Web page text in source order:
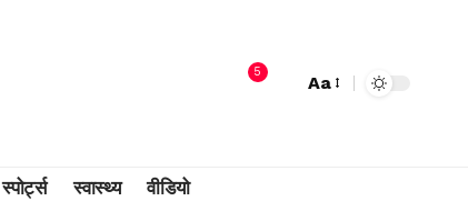
5
Aa
स्पोर्ट्स स्वास्थ्य वीडियो